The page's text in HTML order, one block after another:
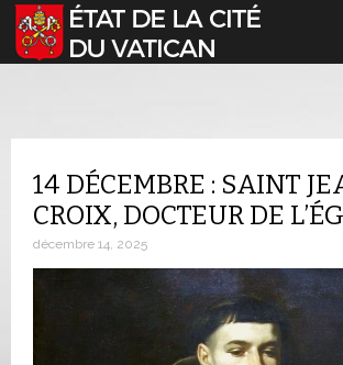
Sélectionnez votre langue
14 DÉCEMBRE : SAINT
CROIX, DOCTEUR DE
décembre 14, 2025